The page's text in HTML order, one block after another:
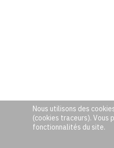
Nous utilisons des
(cookies traceurs). Vous
fonctionnalités du site.